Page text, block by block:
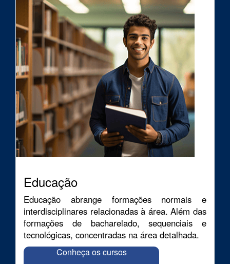
Educação
Educação abrange formações normais e
interdisciplinares relacionadas à área. Além das
formações de bacharelado, sequenciais e
tecnológicas, concentradas na área detalhada.
Conheça os cursos